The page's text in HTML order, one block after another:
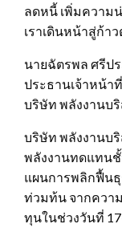
ลดหนี้ เพิ่มความ
เราเดินหน้าสู่ก้า
นายฉัตรพล ศรีป
ประธานเจ้าหน้า
บริษัท พลังงานบ
บริษัท พลังงานบ
พลังงานทดแทนชั้
แผนการพลิกฟื้น
ท่วมท้น จากควา
ทุนในช่วงวันที่